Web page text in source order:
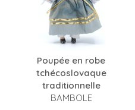
Poupée en robe
tchécoslovaque
traditionnelle
BAMBOLE